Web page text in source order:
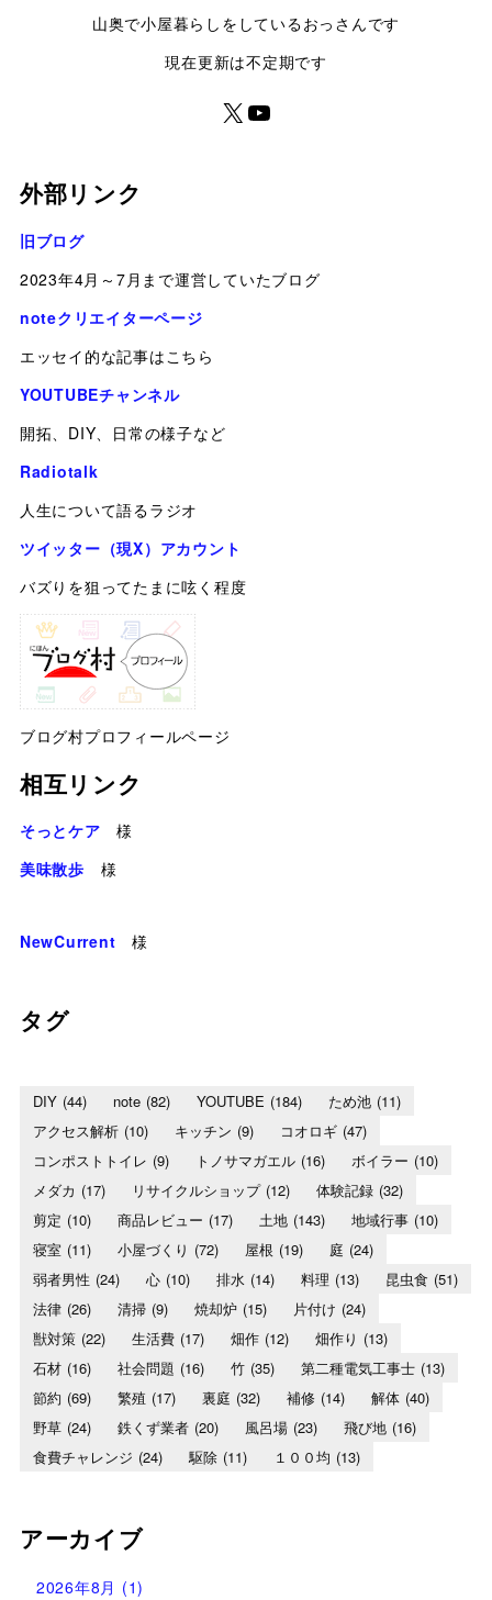
山奥で小屋暮らしをしているおっさんです
現在更新は不定期です
外部リンク
旧ブログ
2023年4月～7月まで運営していたブログ
noteクリエイターページ
エッセイ的な記事はこちら
YOUTUBEチャンネル
開拓、DIY、日常の様子など
Radiotalk
人生について語るラジオ
ツイッター（現X）アカウント
バズりを狙ってたまに呟く程度
ブログ村プロフィールページ
相互リンク
そっとケア 様
美味散歩 様
NewCurrent 様
タグ
DIY (44) note (82) YOUTUBE (184) ため池 (11)
アクセス解析 (10) キッチン (9) コオロギ (47)
コンポストトイレ (9) トノサマガエル (16) ボイラー (10)
メダカ (17) リサイクルショップ (12) 体験記録 (32)
剪定 (10) 商品レビュー (17) 土地 (143) 地域行事 (10)
寝室 (11) 小屋づくり (72) 屋根 (19) 庭 (24)
弱者男性 (24) 心 (10) 排水 (14) 料理 (13) 昆虫食 (51)
法律 (26) 清掃 (9) 焼却炉 (15) 片付け (24)
獣対策 (22) 生活費 (17) 畑作 (12) 畑作り (13)
石材 (16) 社会問題 (16) 竹 (35) 第二種電気工事士 (13)
節約 (69) 繁殖 (17) 裏庭 (32) 補修 (14) 解体 (40)
野草 (24) 鉄くず業者 (20) 風呂場 (23) 飛び地 (16)
食費チャレンジ (24) 駆除 (11) １００均 (13)
アーカイブ
2026年8月 (1)